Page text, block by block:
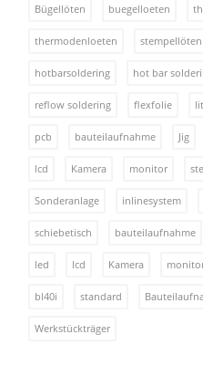
Bügellöten buegelloeten
thermodenloeten stempellöten
hotbarsoldering hot bar
reflow soldering flexfolie
pcb bauteilaufnahme Jig
lcd Kamera monitor
Sonderanlage inlinesystem
schiebetisch bauteilaufnahme
led lcd Kamera
bl40i standard
Werkstückträger